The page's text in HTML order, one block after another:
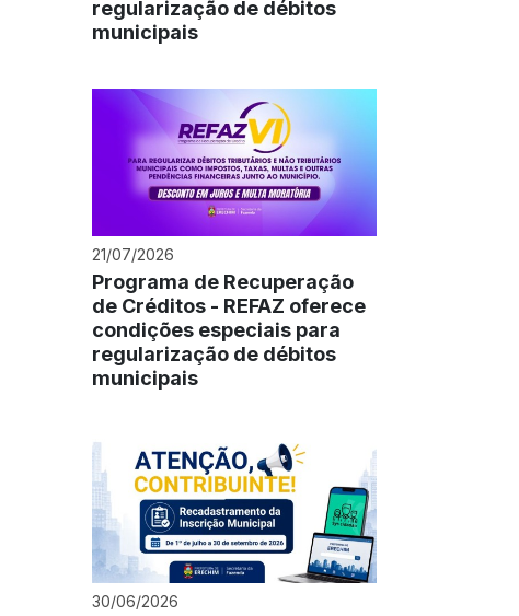
regularização de débitos
municipais
21/07/2026
Programa de Recuperação
de Créditos - REFAZ oferece
condições especiais para
regularização de débitos
municipais
30/06/2026